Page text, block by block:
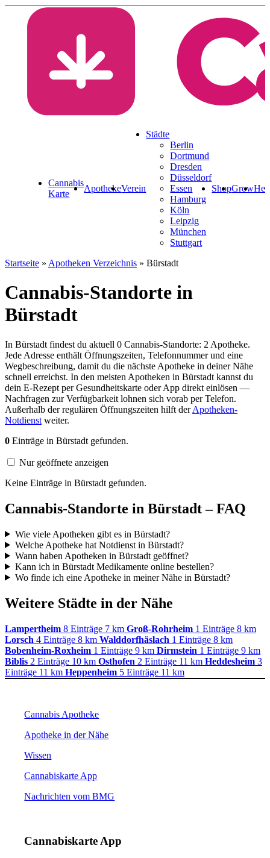
Cannabis
Karte
ApothekeVerein
Städte
Berlin
Dortmund
Dresden
Düsseldorf
Essen
Hamburg
Köln
Leipzig
München
Stuttgart
ShopGrow
Startseite » Apotheken Verzeichnis » Bürstadt
Cannabis-Standorte in
Bürstadt
In Bürstadt findest du aktuell 0 Cannabis-Standorte: 2 Apotheke.
Jede Adresse enthält Öffnungszeiten, Telefonnummer und eine
Wegbeschreibung, damit du die nächste Apotheke in deiner Nähe
schnell erreichst. In den meisten Apotheken in Bürstadt kannst du
dein E-Rezept per Gesundheitskarte oder App direkt einlösen —
Nachfragen zur Verfügbarkeit lohnen sich vorab per Telefon.
Außerhalb der regulären Öffnungszeiten hilft derApotheken-
Notdienst weiter.
0 Einträge in Bürstadt gefunden.
Nur geöffnete anzeigen
Keine Einträge in Bürstadt gefunden.
Cannabis-Standorte in Bürstadt – FAQ
Wie viele Apotheken gibt es in Bürstadt?
Welche Apotheke hat Notdienst in Bürstadt?
Wann haben Apotheken in Bürstadt geöffnet?
Kann ich in Bürstadt Medikamente online bestellen?
Wo finde ich eine Apotheke in meiner Nähe in Bürstadt?
Weitere Städte in der Nähe
Lampertheim 8 Einträge 7 km Groß-Rohrheim 1 Einträge 8 km
Lorsch 4 Einträge 8 km Walddorfhäslach 1 Einträge 8 km
Bobenheim-Roxheim 1 Einträge 9 km Dirmstein 1 Einträge 9 km
Biblis 2 Einträge 10 km Osthofen 2 Einträge 11 km Heddesheim 3
Einträge 11 km Heppenheim 5 Einträge 11 km
Cannabis Apotheke
Apotheke in der Nähe
Wissen
Cannabiskarte App
Nachrichten vom BMG
Cannabiskarte App
Rezept & Blüten ab 3.99 € CannaZen.de